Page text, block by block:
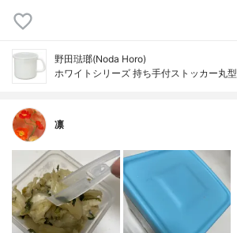
野田琺瑯(Noda Horo)
ホワイトシリーズ 持ち手付ストッカー丸型
凛